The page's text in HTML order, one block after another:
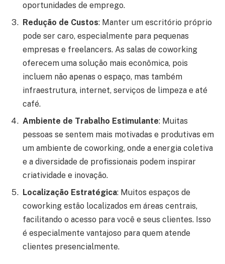
oportunidades de emprego.
Redução de Custos: Manter um escritório próprio
pode ser caro, especialmente para pequenas
empresas e freelancers. As salas de coworking
oferecem uma solução mais econômica, pois
incluem não apenas o espaço, mas também
infraestrutura, internet, serviços de limpeza e até
café.
Ambiente de Trabalho Estimulante: Muitas
pessoas se sentem mais motivadas e produtivas em
um ambiente de coworking, onde a energia coletiva
e a diversidade de profissionais podem inspirar
criatividade e inovação.
Localização Estratégica: Muitos espaços de
coworking estão localizados em áreas centrais,
facilitando o acesso para você e seus clientes. Isso
é especialmente vantajoso para quem atende
clientes presencialmente.